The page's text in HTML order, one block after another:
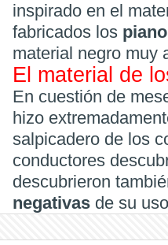
inspirado en el
fabricados los
material negro muy
El material de
En cuestión de
hizo
salpicadero de los
conductores
descubrieron
negativas de su